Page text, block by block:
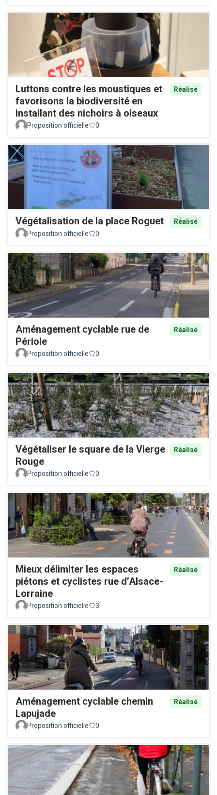
Luttons contre les moustiques et
favorisons la biodiversité en
installant des nichoirs à oiseaux
Réalisé
Proposition officielle 0
Végétalisation de la place Roguet
Réalisé
Proposition officielle
0
Aménagement cyclable rue de
Périole
Réalisé
Proposition officielle 0
Végétaliser le square de la Vierge
Rouge
Réalisé
Proposition officielle 0
Mieux délimiter les espaces
piétons et cyclistes rue d’Alsace-
Lorraine
Réalisé
Proposition officielle 3
Aménagement cyclable chemin
Lapujade
Réalisé
Proposition officielle 0